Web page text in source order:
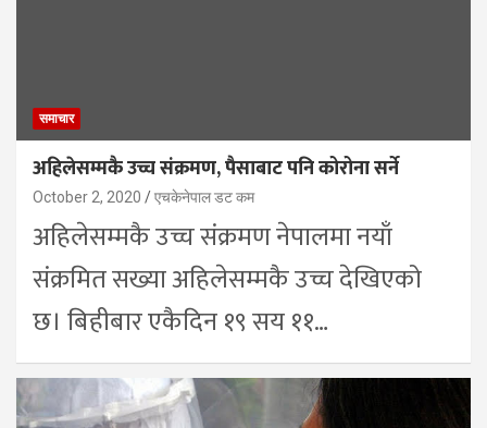
समाचार
अहिलेसम्मकै उच्च संक्रमण, पैसाबाट पनि कोरोना सर्ने
October 2, 2020 एचकेनेपाल डट कम
अहिलेसम्मकै उच्च संक्रमण नेपालमा नयाँ
संक्रमित सख्या अहिलेसम्मकै उच्च देखिएको
छ। बिहीबार एकैदिन १९ सय ११…